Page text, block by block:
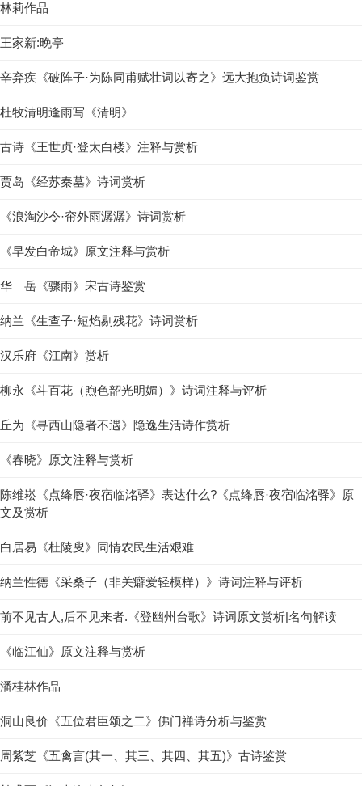
林莉作品
王家新:晚亭
辛弃疾《破阵子·为陈同甫赋壮词以寄之》远大抱负诗词鉴赏
杜牧清明逢雨写《清明》
古诗《王世贞·登太白楼》注释与赏析
贾岛《经苏秦墓》诗词赏析
《浪淘沙令·帘外雨潺潺》诗词赏析
《早发白帝城》原文注释与赏析
华 岳《骤雨》宋古诗鉴赏
纳兰《生查子·短焰剔残花》诗词赏析
汉乐府《江南》赏析
柳永《斗百花（煦色韶光明媚）》诗词注释与评析
丘为《寻西山隐者不遇》隐逸生活诗作赏析
《春晓》原文注释与赏析
陈维崧《点绛唇·夜宿临洺驿》表达什么?《点绛唇·夜宿临洺驿》原
文及赏析
白居易《杜陵叟》同情农民生活艰难
纳兰性德《采桑子（非关癖爱轻模样）》诗词注释与评析
前不见古人,后不见来者.《登幽州台歌》诗词原文赏析|名句解读
《临江仙》原文注释与赏析
潘桂林作品
洞山良价《五位君臣颂之二》佛门禅诗分析与鉴赏
周紫芝《五禽言(其一、其三、其四、其五)》古诗鉴赏